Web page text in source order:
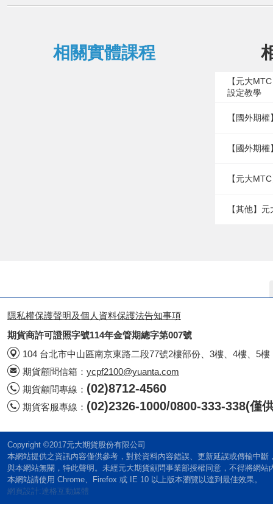
相關實體課程
【元大
設定教學
【國外期
【國外期
【元大
【其他】
隱私權保護聲明及個人資料保護法告知事項
期貨商許可證照字號114年金管期總字第007號
104 台北市中山區南京東路二段77號2樓部份、3樓、4樓、5樓
期貨顧問信箱： ycpf2100@yuanta.com
期貨顧問專線： (02)8712-4560
期貨客服專線： (02)2326-1000/0800-333-338(僅
Copyright ©2017元大期貨股份有限公司
本網站提供之資訊內容僅供參考，對於資料內容錯誤、更新延誤或傳輸中
與本網站無關，特此聲明。未經元大期貨顧問事業部授權同意，不得將網站
本網站請使用 Chrome、Firefox 或 IE 10 以上版本瀏覽以達到最佳效果。
網頁設計:達格互動媒體